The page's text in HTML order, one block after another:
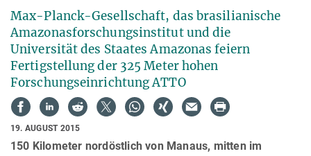
Max-Planck-Gesellschaft, das brasilianische
Amazonasforschungsinstitut und die
Universität des Staates Amazonas feiern
Fertigstellung der 325 Meter hohen
Forschungseinrichtung ATTO
19. AUGUST 2015
150 Kilometer nordöstlich von Manaus, mitten im